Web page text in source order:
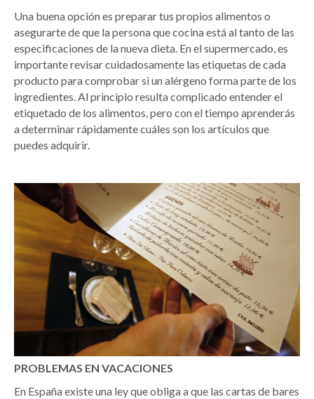
Una buena opción es preparar tus propios alimentos o
asegurarte de que la persona que cocina está al tanto de las
especificaciones de la nueva dieta. En el supermercado, es
importante revisar cuidadosamente las etiquetas de cada
producto para comprobar si un alérgeno forma parte de los
ingredientes. Al principio resulta complicado entender el
etiquetado de los alimentos, pero con el tiempo aprenderás
a determinar rápidamente cuáles son los artículos que
puedes adquirir.
PROBLEMAS EN VACACIONES
En España existe una ley que obliga a que las cartas de bares